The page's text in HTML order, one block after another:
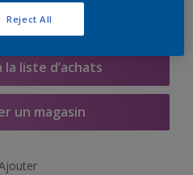
liste d’achats
un magasin
Reject All